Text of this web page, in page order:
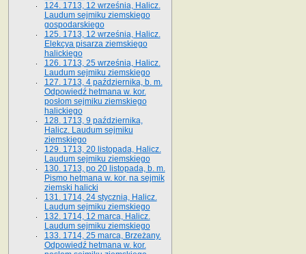
124. 1713, 12 września, Halicz.
Laudum sejmiku ziemskiego
gospodarskiego
125. 1713, 12 września, Halicz.
Elekcya pisarza ziemskiego
halickiego
126. 1713, 25 września, Halicz.
Laudum sejmiku ziemskiego
127. 1713, 4 października, b. m.
Odpowiedź hetmana w. kor.
posłom sejmiku ziemskiego
halickiego
128. 1713, 9 października,
Halicz. Laudum sejmiku
ziemskiego
129. 1713, 20 listopada, Halicz.
Laudum sejmiku ziemskiego
130. 1713, po 20 listopada, b. m.
Pismo hetmana w. kor. na sejmik
ziemski halicki
131. 1714, 24 stycznia, Halicz.
Laudum sejmiku ziemskiego
132. 1714, 12 marca, Halicz.
Laudum sejmiku ziemskiego
133. 1714, 25 marca, Brzeżany.
Odpowiedź hetmana w. kor.